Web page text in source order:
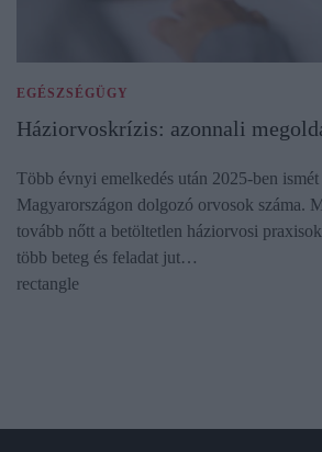
EGÉSZSÉGÜGY
Háziorvoskrízis: azonnali
Több évnyi emelkedés után 2025-ben ismét
Magyarországon dolgozó orvosok száma.
tovább nőtt a betöltetlen háziorvosi
több beteg és feladat jut…
rectangle